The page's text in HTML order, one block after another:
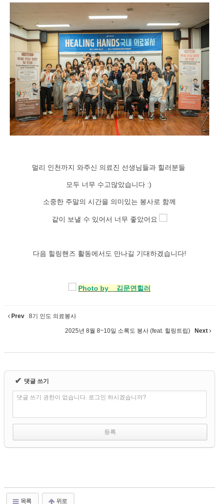
멀리 인천까지 와주신 의료진 선생님들과 힐러분들
모두 너무 수고많았습니다 :)
소중한 주말의 시간을 의미있는 봉사로 함께
같이 보낼 수 있어서 너무 좋았어요
다음 힐링핸즈 활동에서도 만나길 기대하겠습니다!
Photo by _ 김문연힐러
Prev 8기 인도 의료봉사
2025년 8월 8~10일 소록도 봉사 (feat. 힐링트립) Next
✔ 댓글 쓰기
댓글 쓰기 권한이 없습니다. 로그인 하시겠습니까?
목록 위로